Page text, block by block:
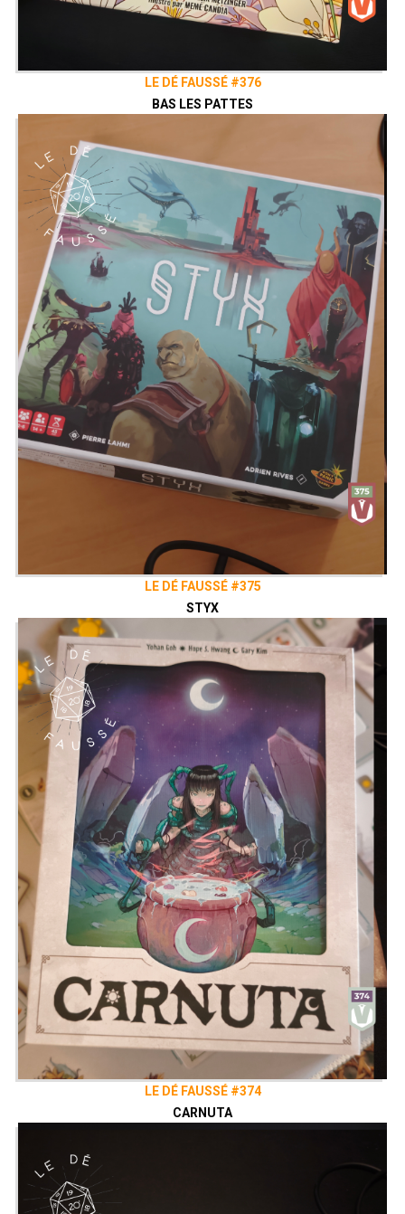
LE DÉ FAUSSÉ #376
BAS LES PATTES
LE DÉ FAUSSÉ #375
STYX
LE DÉ FAUSSÉ #374
CARNUTA